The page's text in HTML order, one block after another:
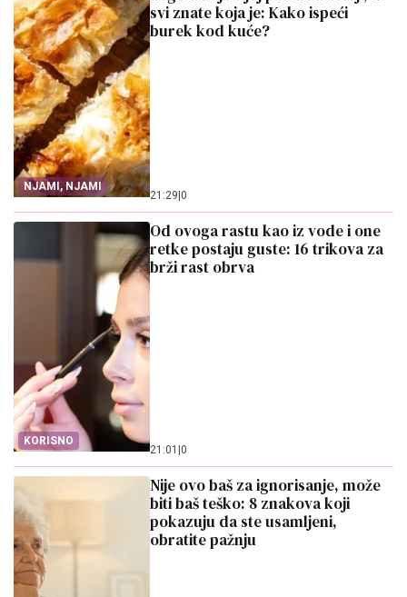
NJAMI, NJAMI
svi znate koja je: Kako ispeći
burek kod kuće?
21:29 0
KORISNO
Od ovoga rastu kao iz vode i one
retke postaju guste: 16 trikova za
brži rast obrva
21:01 0
Nije ovo baš za ignorisanje, može
biti baš teško: 8 znakova koji
pokazuju da ste usamljeni,
obratite pažnju